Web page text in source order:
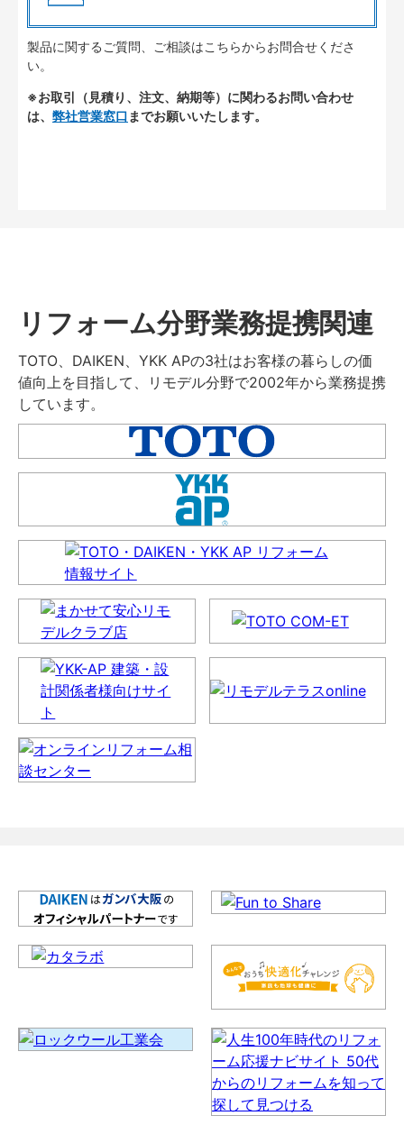
製品に関するご質問、ご相談はこちらからお問合せくださ
い。
※お取引（見積り、注文、納期等）に関わるお問い合わせ
は、 弊社営業窓口 までお願いいたします。
リフォーム分野業務提携関連
TOTO、DAIKEN、YKK APの3社はお客様の暮らしの価
値向上を目指して、リモデル分野で2002年から業務提携
しています。